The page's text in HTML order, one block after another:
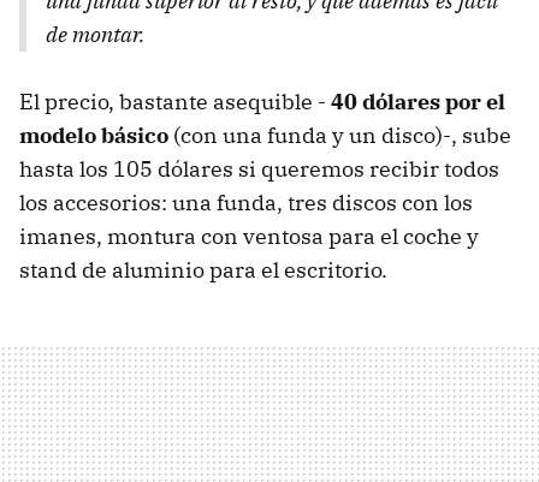
de montar.
El precio, bastante asequible - 40 dólares por el
modelo básico (con una funda y un disco)-, sube
hasta los 105 dólares si queremos recibir todos
los accesorios: una funda, tres discos con los
imanes, montura con ventosa para el coche y
stand de aluminio para el escritorio.